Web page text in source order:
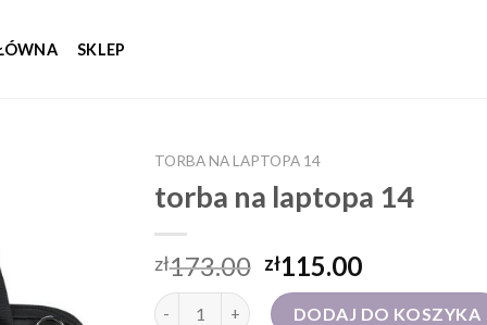
SKLEP
TORBA NA LAPTOPA 14
torba na laptopa 14
zł173.00 zł115.00
ilość torba na laptopa 14DODAJ DO KOSZYKA